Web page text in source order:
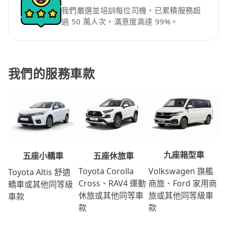
我們嚴選並培訓每位司機，已累積服務超
過 50 萬人次，滿意度高達 99%。
我們的服務車款
五座小轎車
Toyota Altis 舒適
轎車或其他同等級
車款
五座休旅車
Toyota Corolla
Cross、RAV4 運動
休旅或其他同等車
款
九座箱型車
Volkswagen 旗艦
商旅、Ford 家用商
旅或其他同等級車
款